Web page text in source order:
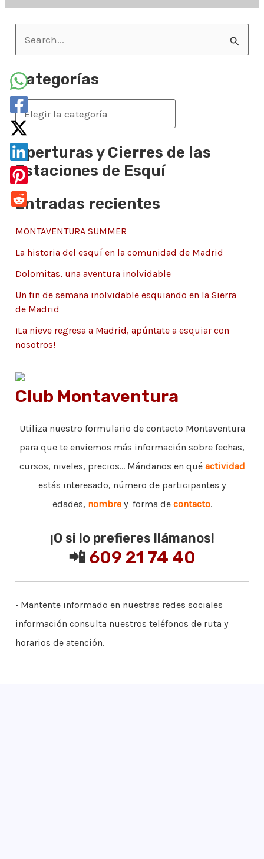
s
c
a
r
p
o
r
:
Categorías
C
a
t
e
g
o
a
s
Aperturas y Cierres de las
Estaciones de Esquí
Entradas recientes
MONTAVENTURA SUMMER
La historia del esquí en la comunidad de Madrid
Dolomitas, una aventura inolvidable
Un fin de semana inolvidable esquiando en la Sierra
de Madrid
¡La nieve regresa a Madrid, apúntate a esquiar con
nosotros!
Club Montaventura
Utiliza nuestro formulario de contacto Montaventura
para que te enviemos más información sobre fechas,
cursos, niveles, precios... Mándanos en qué actividad
estás interesado, número de participantes y
edades, nombrey forma de contacto.
¡O si lo prefieres llámanos!
📲 609 21 74 40
• Mantente informado en nuestras redes sociales
información consulta nuestros teléfonos de ruta y
horarios de atención.